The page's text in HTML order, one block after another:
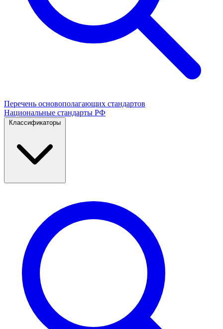
Перечень основополагающих стандартов
Национальные стандарты РФ
Классификаторы